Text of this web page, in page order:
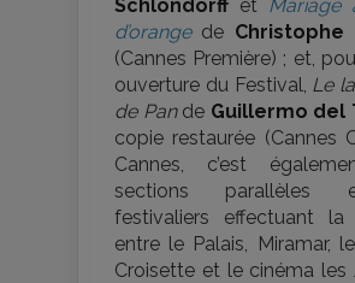
Schlöndorff et
Mariage
d’orangede Christophe
(Cannes Première) ; et,
ouverture du Festival, Le
de Pande Guillermo del
copie restaurée (Cannes
Cannes, c’est
sections parallèles
festivaliers effectuant la
entre le Palais, Miramar,
Croisette et le cinéma les